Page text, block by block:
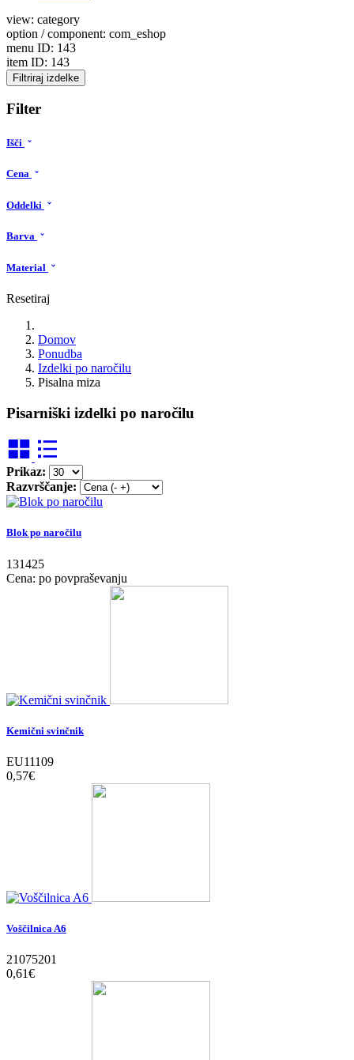
view: category
option / component: com_eshop
menu ID: 143
item ID: 143
Filtriraj izdelke
Filter
Išči
Cena
Oddelki
Barva
Material
Resetiraj
Domov
Ponudba
Izdelki po naročilu
Pisalna miza
Pisarniški izdelki po naročilu
Prikaz:
Razvrščanje:
Blok po naročilu
131425
Cena: po povpraševanju
Kemični svinčnik
EU11109
0,57‎€
Voščilnica A6
21075201
0,61‎€